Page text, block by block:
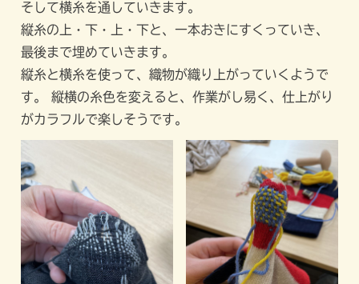
そして横糸を通していきます。
縦糸の上・下・上・下と、一本おきにすくっていき、
最後まで埋めていきます。
縦糸と横糸を使って、織物が織り上がっていくようで
す。 縦横の糸色を変えると、作業がし易く、仕上がり
がカラフルで楽しそうです。